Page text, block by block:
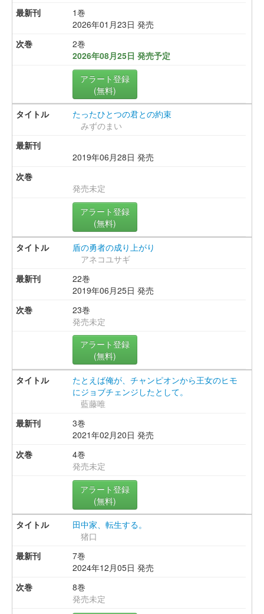
1巻
2026年01月23日 発売
2巻
2026年08月25日 発売予定
アラート登録
(無料)
たったひとつの君との約束
みずのまい
2019年06月28日 発売
発売未定
アラート登録
(無料)
盾の勇者の成り上がり
アネコユサギ
22巻
2019年06月25日 発売
23巻
発売未定
アラート登録
(無料)
たとえば俺が、チャンピオンから王女のヒモ
にジョブチェンジしたとして。
藍藤唯
3巻
2021年02月20日 発売
4巻
発売未定
アラート登録
(無料)
田中家、転生する。
猪口
7巻
2024年12月05日 発売
8巻
発売未定